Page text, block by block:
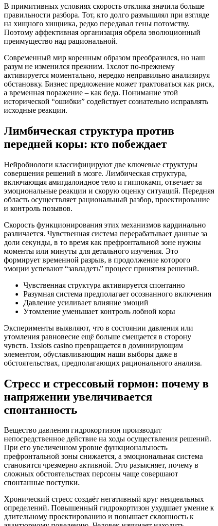
В примитивных условиях скорость отклика значила больше
правильности разбора. Тот, кто долго размышлял при взгляде
на хищного хищника, редко передавал гены потомству.
Поэтому аффективная организация обрела эволюционный
преимущество над рациональной.
Современный мир коренным образом преобразился, но наш
разум не изменился прежним. 1хслот по-прежнему
активируется моментально, нередко неправильно анализируя
обстановку. Бизнес предложение может трактоваться как риск,
а временная поражение – как беда. Понимание этой
исторической “ошибки” содействует сознательно исправлять
исходные реакции.
Лимбическая структура против
передней коры: кто побеждает
Нейробиологи классифицируют две ключевые структуры
совершения решений в мозге. Лимбическая структура,
включающая амигдалоидное тело и гиппокамп, отвечает за
эмоциональные реакции и скорую оценку ситуаций. Передняя
область осуществляет рациональный разбор, проектирование
и контроль позывов.
Скорость функционирования этих механизмов кардинально
различается. Чувственная система перерабатывает данные за
доли секунды, в то время как префронтальной зоне нужны
моменты или минуты для детального изучения. Это
формирует временной разрыв, в продолжение которого
эмоции успевают “завладеть” процесс принятия решений.
Чувственная структура активируется спонтанно
Разумная система предполагает осознанного включения
Давление усиливает влияние эмоций
Утомление уменьшает контроль лобной коры
Эксперименты выявляют, что в состоянии давления или
утомления равновесие ещё больше смещается в сторону
чувств. 1xslots casino превращается в доминирующим
элементом, обуславливающим наши выборы даже в
обстоятельствах, предполагающих рационального анализа.
Стресс и стрессовый гормон: почему в
напряжении увеличивается
спонтанность
Вещество давления гидрокортизон производит
непосредственное действие на ходы осуществления решений.
При его увеличенном уровне функциональность
префронтальной зоны снижается, а эмоциональная система
становится чрезмерно активной. Это разъясняет, почему в
сложных обстоятельствах персоны чаще совершают
спонтанные поступки.
Хронический стресс создаёт негативный круг неидеальных
определений. Повышенный гидрокортизон ухудшает умение к
длительному проектированию и повышает склонность к